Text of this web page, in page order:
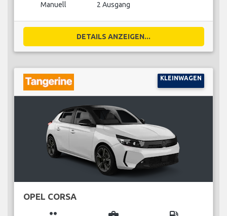
Manuell 2 Ausgang
DETAILS ANZEIGEN...
KLEINWAGEN
OPEL CORSA